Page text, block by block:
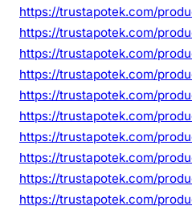
https://trustapotek.com/
https://trustapotek.com/
https://trustapotek.com/
https://trustapotek.com/
https://trustapotek.com/
https://trustapotek.com/
https://trustapotek.com/
https://trustapotek.com/
https://trustapotek.com/
https://trustapotek.com/